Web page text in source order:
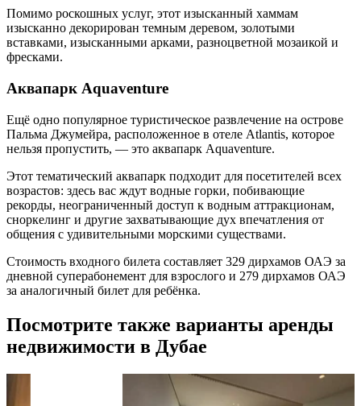
Помимо роскошных услуг, этот изысканный хаммам
изысканно декорирован темным деревом, золотыми
вставками, изысканными арками, разноцветной мозаикой и
фресками.
Аквапарк Aquaventure
Ещё одно популярное туристическое развлечение на острове
Пальма Джумейра, расположенное в отеле Atlantis, которое
нельзя пропустить, — это аквапарк Aquaventure.
Этот тематический аквапарк подходит для посетителей всех
возрастов: здесь вас ждут водные горки, побивающие
рекорды, неограниченный доступ к водным аттракционам,
сноркелинг и другие захватывающие дух впечатления от
общения с удивительными морскими существами.
Стоимость входного билета составляет 329 дирхамов ОАЭ за
дневной суперабонемент для взрослого и 279 дирхамов ОАЭ
за аналогичный билет для ребёнка.
Посмотрите также варианты аренды
недвижимости в Дубае